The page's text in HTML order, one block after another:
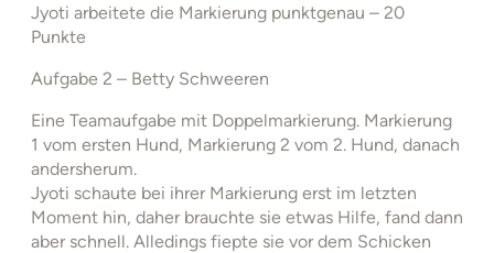
Jyoti arbeitete die Markierung punktgenau – 20
Punkte
Aufgabe 2 – Betty Schweeren
Eine Teamaufgabe mit Doppelmarkierung. Markierung
1 vom ersten Hund, Markierung 2 vom 2. Hund, danach
andersherum.
Jyoti schaute bei ihrer Markierung erst im letzten
Moment hin, daher brauchte sie etwas Hilfe, fand dann
aber schnell. Alledings fiepte sie vor dem Schicken